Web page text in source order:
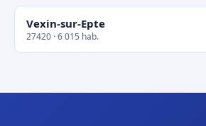
Vexin-sur-Epte
27420 · 6 015 hab.